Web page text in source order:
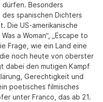
Besonders
spanischen Dichters
Die US-amerikanische
a Woman“, „Escape to
Frage, wie ein Land eine
noch heute von oberster
dabei den mutigen Kampf
Gerechtigkeit und
poetisches filmisches
unter Franco, das ab 21.